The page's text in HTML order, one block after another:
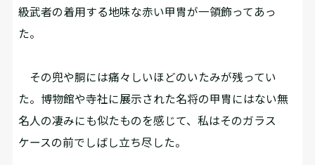
級武者の着用する地味な赤い甲冑が一領飾ってあっ
た。
その兜や胴には痛々しいほどのいたみが残ってい
た。博物館や寺社に展示された名将の甲冑にはない無
名人の凄みにも似たものを感じて、私はそのガラス
ケースの前でしばし立ち尽した。